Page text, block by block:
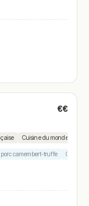
€€
Cuisine du monde
camembert-truffe Caillette